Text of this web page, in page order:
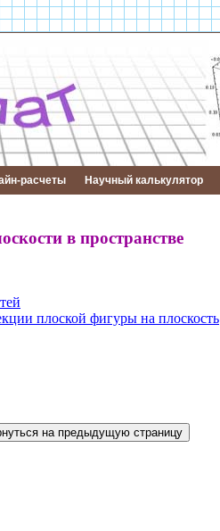
расчеты Научный калькулятор
в пространстве
плоской фигуры на плоскость